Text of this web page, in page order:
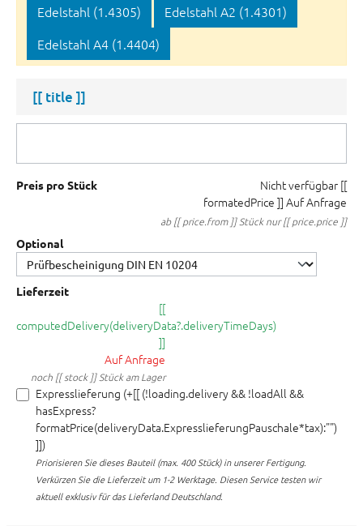
Edelstahl (1.4305)
Edelstahl A2 (1.4301)
Edelstahl A4 (1.4404)
[[ title ]]
Preis pro Stück Nicht verfügbar [[
formatedPrice ]] Auf Anfrage
ab [[ price.from ]] Stück nur [[ price.price ]]
Optional
Lieferzeit
[[
computedDelivery(deliveryData?.deliveryTimeDays)
]]
Auf Anfrage
noch [[ stock ]] Stück am Lager
Expresslieferung (+[[ (!loading.delivery && !loadAll &&
hasExpress?
formatPrice(deliveryData.ExpresslieferungPauschale*tax):"")
]])
Priorisieren Sie dieses Bauteil (max. 400 Stück) in unserer Fertigung.
Verkürzen Sie die Lieferzeit um 1-2 Werktage. Diesen Service testen wir
aktuell exklusiv für das Lieferland Deutschland.